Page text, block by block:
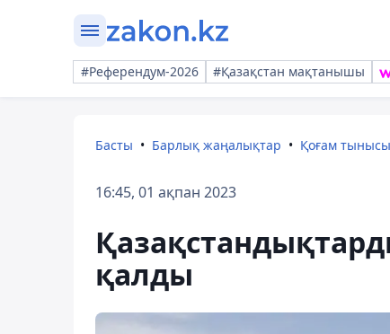
#Референдум-2026 #Қазақстан мақтанышы
Басты Барлық жаңалықтар Қоғам тынысы
16:45, 01 ақпан 2023
қалды